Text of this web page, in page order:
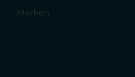
Merken